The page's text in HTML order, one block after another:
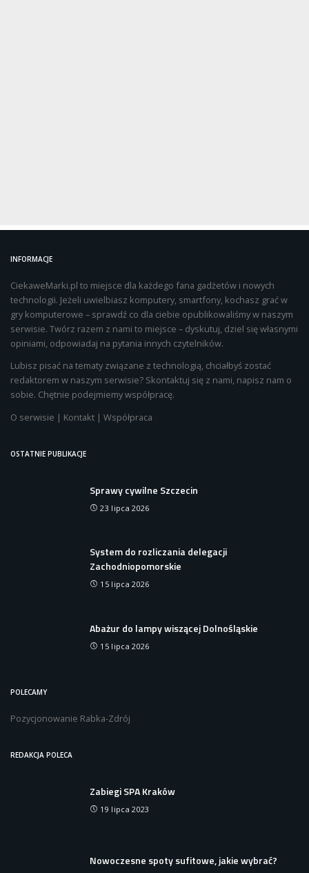
INFORMACJE
CiekaweMarki.pl to miejsce dla każdego fana gadżetów i nowych
technologii. Jeżeli uwielbiasz komputery, smartfony, kochasz grać w
gry komputerowe – sprawdź co dla ciebie opublikowaliśmy w naszym
serwisie. Twórz razem z nami to miejsce – dyskutuj, dziel się własnymi
opiniami, odpowiadaj na pytania innych czytelników.
Lubisz pisać na tematy związane z technologią, chciałbyś zostać
redaktorem w naszym serwisie? Skontaktuj się z nami, napisz nam o
sobie. Chętnie podejmiemy współpracę.
O serwisie | Kontakt | Współpraca
OSTATNIE PUBLIKACJE
Sprawy cywilne Szczecin
23 lipca 2026
System do rozliczania delegacji
Zachodniopomorskie
15 lipca 2026
Abażur do lampy wiszącej Dolnośląskie
15 lipca 2026
POLECAMY
Pozycjonowanie Rabka-Zdrój
REDAKCJA POLECA
Zabiegi SPA Kraków
19 lipca 2023
Nowoczesne spoty sufitowe, jakie wybrać?